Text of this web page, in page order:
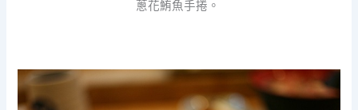
蔥花鮪魚手捲。